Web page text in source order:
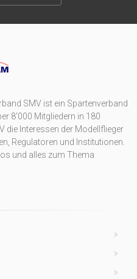
SMV ist ein Spartenverband
8'000 Mitgliedern in 180
die Interessen der Modellflieger
Regulatoren und Institutionen.
und alles zum Thema